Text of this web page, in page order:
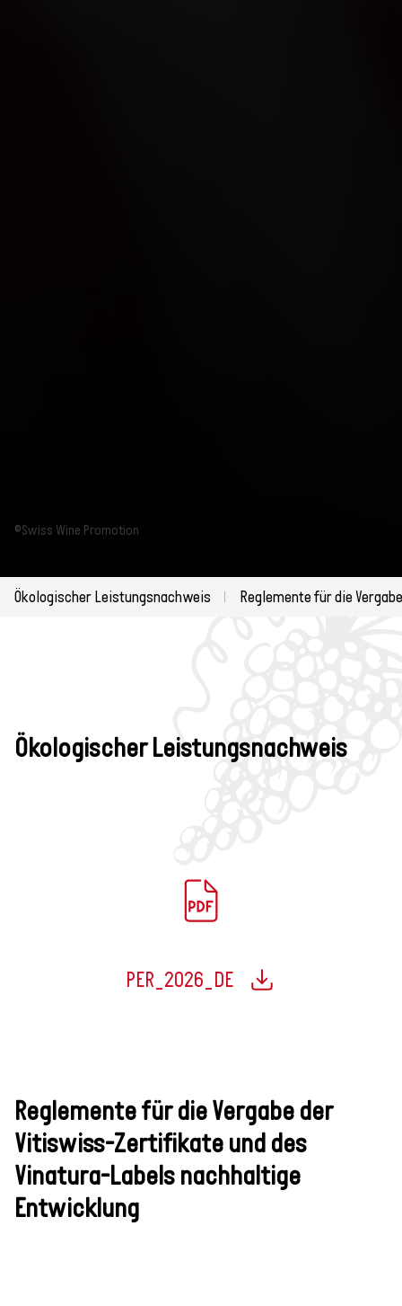
©Swiss Wine Promotion
Ökologischer Leistungsnachweis Reglemente für die
Ökologischer Leistungsnachweis
PER_2026_DE
Reglemente für die Vergabe der
Vitiswiss-Zertifikate und des
Vinatura-Labels nachhaltige
Entwicklung